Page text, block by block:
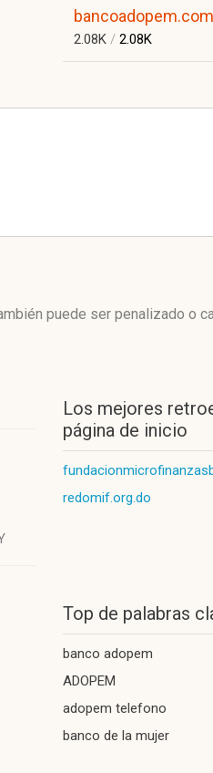
2.08K / 2.08K
puede ser penalizado o
Los mejores
página de inicio
redomif.org.do
Top de palabras
banco adopem
ADOPEM
adopem telefono
banco de la mujer